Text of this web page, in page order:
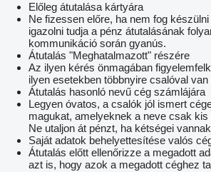
Előleg átutalása kártyára
Ne fizessen előre, ha nem fog
igazolni tudja a pénz átutalásának
kommunikáció során gyanús.
Átutalás "Meghatalmazott" részére
Az ilyen kérés önmagában
ilyen esetekben többnyire csalóval van
Átutalás hasonló nevű cég számlájára
Legyen óvatos, a csalók jól ismert
magukat, amelyeknek a neve csak
Ne utaljon át pénzt, ha kétségei
Saját adatok behelyettesítése valós
Átutalás előtt ellenőrizze a megadott
azt is, hogy azok a megadott céghez